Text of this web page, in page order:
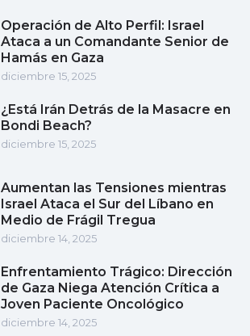
Operación de Alto Perfil: Israel
Ataca a un Comandante Senior de
Hamás en Gaza
diciembre 15, 2025
¿Está Irán Detrás de la Masacre en
Bondi Beach?
diciembre 15, 2025
Aumentan las Tensiones mientras
Israel Ataca el Sur del Líbano en
Medio de Frágil Tregua
diciembre 14, 2025
Enfrentamiento Trágico: Dirección
de Gaza Niega Atención Crítica a
Joven Paciente Oncológico
diciembre 14, 2025